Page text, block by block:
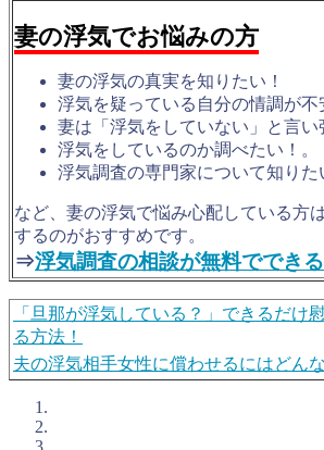
妻の浮気でお悩みの方
妻の浮気の真実を知りたい！
浮気を疑っている自分の情調が不
妻は「浮気をしていない」と言い
浮気をしているのか調べたい！。
浮気調査の専門家について知りた
など、妻の浮気で悩み心配している方
するのがおすすめです。
⇒浮気調査の相談が無料でできる
「旦那が浮気している？」できるだけ
る方法！
夫の浮気相手女性に償わせるにはどん